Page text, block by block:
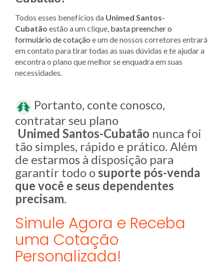
Todos esses benefícios da Unimed Santos-
Cubatão estão a um clique, basta preencher o
formulário de cotação e um de nossos corretores entrará
em contato para tirar todas as suas dúvidas e te ajudar a
encontra o plano que melhor se enquadra em suas
necessidades.
Portanto, conte conosco,
contratar seu plano
Unimed Santos-Cubatão nunca foi
tão simples, rápido e prático. Além
de estarmos à disposição para
garantir todo o suporte pós-venda
que você e seus dependentes
precisam.
Simule Agora e Receba
uma Cotação
Personalizada!